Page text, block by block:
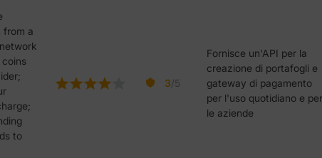
from a
to
3/5
Fornisce un'API per la
creazione di portafogli e
gateway di pagamento
per l'uso quotidiano e per
le aziende